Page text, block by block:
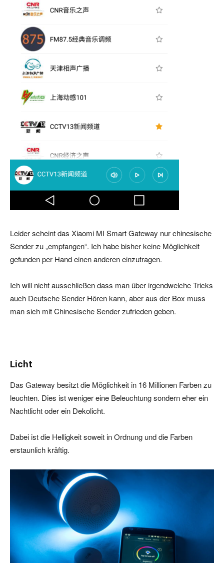
Leider scheint das Xiaomi MI Smart Gateway nur chinesische
Sender zu „empfangen“. Ich habe bisher keine Möglichkeit
gefunden per Hand einen anderen einzutragen.
Ich will nicht ausschließen dass man über irgendwelche Tricks
auch Deutsche Sender Hören kann, aber aus der Box muss
man sich mit Chinesische Sender zufrieden geben.
Licht
Das Gateway besitzt die Möglichkeit in 16 Millionen Farben zu
leuchten. Dies ist weniger eine Beleuchtung sondern eher ein
Nachtlicht oder ein Dekolicht.
Dabei ist die Helligkeit soweit in Ordnung und die Farben
erstaunlich kräftig.